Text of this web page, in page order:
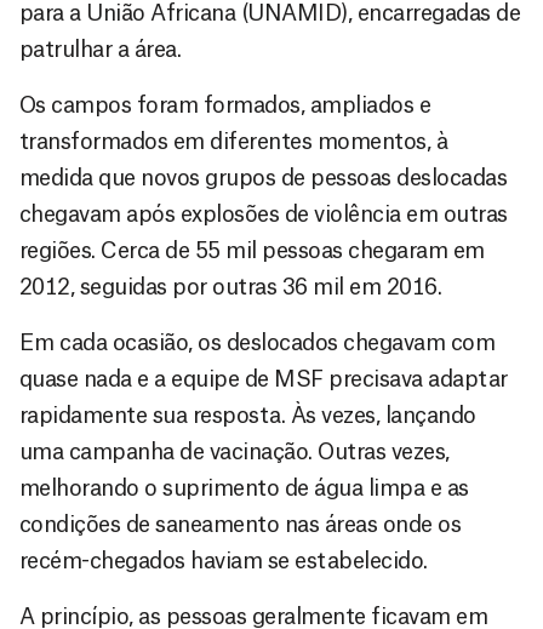
para a União Africana (UNAMID), encarregadas de
patrulhar a área.
Os campos foram formados, ampliados e
transformados em diferentes momentos, à
medida que novos grupos de pessoas deslocadas
chegavam após explosões de violência em outras
regiões. Cerca de 55 mil pessoas chegaram em
2012, seguidas por outras 36 mil em 2016.
Em cada ocasião, os deslocados chegavam com
quase nada e a equipe de MSF precisava adaptar
rapidamente sua resposta. Às vezes, lançando
uma campanha de vacinação. Outras vezes,
melhorando o suprimento de água limpa e as
condições de saneamento nas áreas onde os
recém-chegados haviam se estabelecido.
A princípio, as pessoas geralmente ficavam em